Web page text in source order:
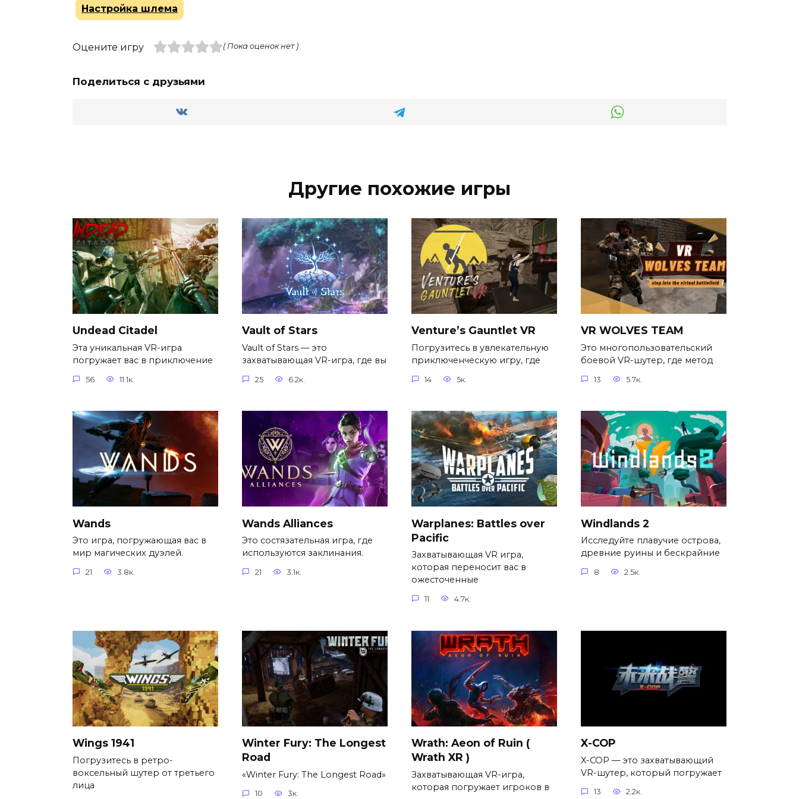
Настройка шлема
Оцените игру ( Пока оценок нет )
Поделиться с друзьями
Другие похожие игры
Undead Citadel
Эта уникальная VR-игра
погружает вас в приключение
56 11.1к.
Vault of Stars
Vault of Stars — это
захватывающая VR-игра, где вы
25 6.2к.
Venture’s Gauntlet VR
Погрузитесь в увлекательную
приключенческую игру, где
14 5к.
VR WOLVES TEAM
Это многопользовательский
боевой VR-шутер, где метод
13 5.7к.
Wands
Это игра, погружающая вас в
мир магических дуэлей.
21 3.8к.
Wands Alliances
Это состязательная игра, где
используются заклинания.
21 3.1к.
Warplanes: Battles over
Pacific
Захватывающая VR игра,
которая переносит вас в
ожесточенные
11 4.7к.
Windlands 2
Исследуйте плавучие острова,
древние руины и бескрайние
8 2.5к.
Wings 1941
Погрузитесь в ретро-
воксельный шутер от третьего
лица
Winter Fury: The Longest
Road
«Winter Fury: The Longest Road»
10 3к.
Wrath: Aeon of Ruin (
Wrath XR )
Захватывающая VR-игра,
которая погружает игроков в
X-COP
X-COP — это захватывающий
VR-шутер, который погружает
13 2.2к.